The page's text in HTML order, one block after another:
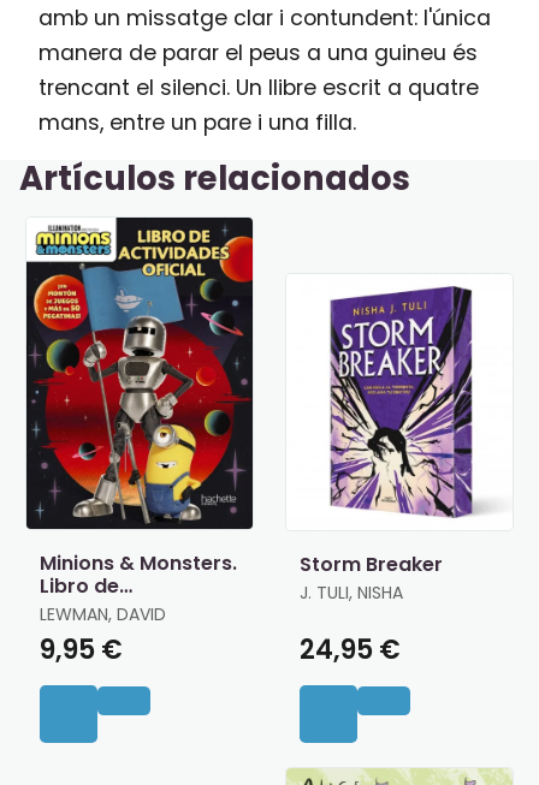
amb un missatge clar i contundent: l'única
manera de parar el peus a una guineu és
trencant el silenci. Un llibre escrit a quatre
mans, entre un pare i una filla.
Artículos relacionados
Minions & Monsters.
Libro de
Actividades Oficial
LEWMAN, DAVID
9,95 €
Storm Breaker
J. TULI, NISHA
24,95 €